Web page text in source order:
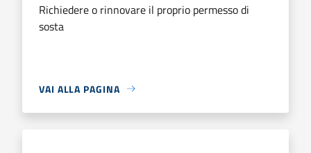
Richiedere o rinnovare il proprio permesso di
sosta
VAI ALLA PAGINA